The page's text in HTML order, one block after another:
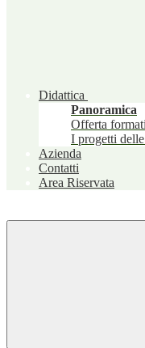
Didattica
Panoramica
Offerta
I progetti
Azienda
Contatti
Area Riservata